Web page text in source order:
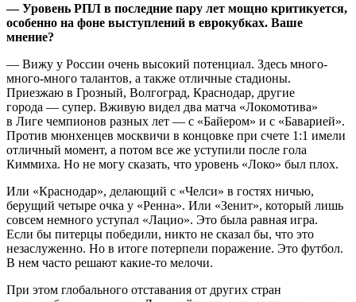
— Уровень РПЛ в последние пару лет мощно критикуется,
особенно на фоне выступлений в еврокубках. Ваше
мнение?
— Вижу у России очень высокий потенциал. Здесь много-
много-много талантов, а также отличные стадионы.
Приезжаю в Грозный, Волгоград, Краснодар, другие
города — супер. Вживую видел два матча «Локомотива»
в Лиге чемпионов разных лет — с «Байером» и с «Баварией».
Против мюнхенцев москвичи в концовке при счете 1:1 имели
отличный момент, а потом все же уступили после гола
Киммиха. Но не могу сказать, что уровень «Локо» был плох.
Или «Краснодар», делающий с «Челси» в гостях ничью,
берущий четыре очка у «Ренна». Или «Зенит», который лишь
совсем немного уступал «Лацио». Это была равная игра.
Если бы питерцы победили, никто не сказал бы, что это
незаслуженно. Но в итоге потерпели поражение. Это футбол.
В нем часто решают какие-то мелочи.
При этом глобального отставания от других стран